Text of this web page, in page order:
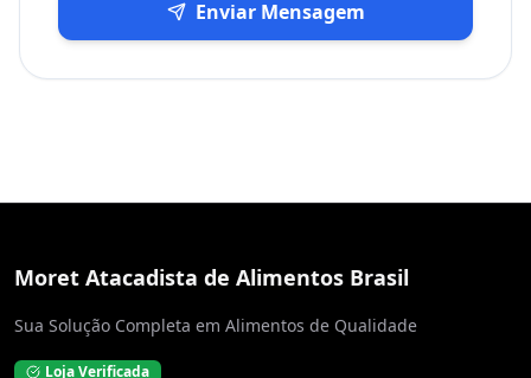
Enviar Mensagem
Moret Atacadista de Alimentos Brasil
Sua Solução Completa em Alimentos de Qualidade
Loja Verificada